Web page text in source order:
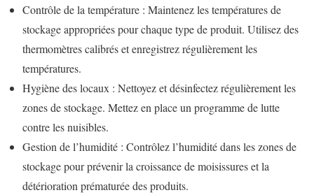
Contrôle de la température : Maintenez les températures de
stockage appropriées pour chaque type de produit. Utilisez des
thermomètres calibrés et enregistrez régulièrement les
températures.
Hygiène des locaux : Nettoyez et désinfectez régulièrement les
zones de stockage. Mettez en place un programme de lutte
contre les nuisibles.
Gestion de l’humidité : Contrôlez l’humidité dans les zones de
stockage pour prévenir la croissance de moisissures et la
détérioration prématurée des produits.